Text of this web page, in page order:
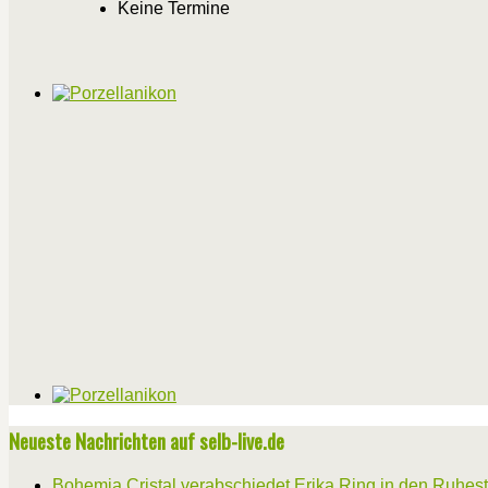
Keine Termine
Neueste Nachrichten auf selb-live.de